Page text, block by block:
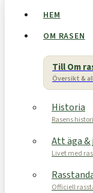
HEM
OM RASEN
Till Om
Översikt &
Historia
Rasens
Att äga
Livet med
Officiell